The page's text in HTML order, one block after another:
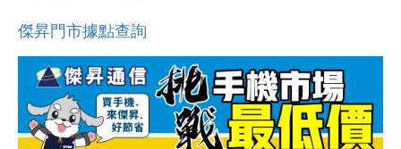
傑昇門市據點查詢